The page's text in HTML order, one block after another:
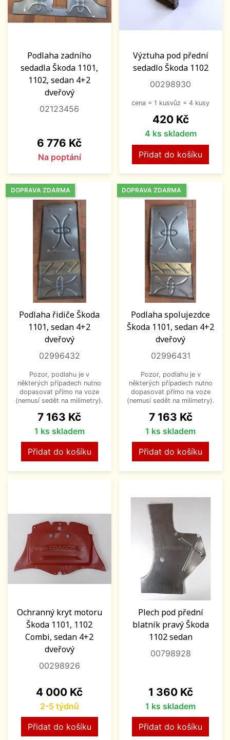
Podlaha zadního
sedadla Škoda 1101,
1102, sedan 4+2
dveřový
02123456
Cena
6 776 Kč
Na poptání
Výztuha pod přední
sedadlo Škoda 1102
00298930
cena = 1 kusvůz = 4 kusy
Cena
420 Kč
4 ks skladem
Přidat do košíku
Podlaha řidiče Škoda
1101, sedan 4+2
dveřový
02996432
Pozor, podlahu je v
některých případech nutno
dopasovat přímo na voze
(nemusí sedět na milimetry).
Cena
7 163 Kč
1 ks skladem
Přidat do košíku
DOPRAVA ZDARMA
Podlaha spolujezdce
Škoda 1101, sedan 4+2
dveřový
02996431
Pozor, podlahu je v
některých případech nutno
dopasovat přímo na voze
(nemusí sedět na milimetry).
Cena
7 163 Kč
1 ks skladem
Přidat do košíku
DOPRAVA ZDARMA
Ochranný kryt motoru
Škoda 1101, 1102
Combi, sedan 4+2
dveřový
00298926
Cena
4 000 Kč
2-5 týdnů
Přidat do košíku
Plech pod přední
blatník pravý Škoda
1102 sedan
00798928
Cena
1 360 Kč
1 ks skladem
Přidat do košíku